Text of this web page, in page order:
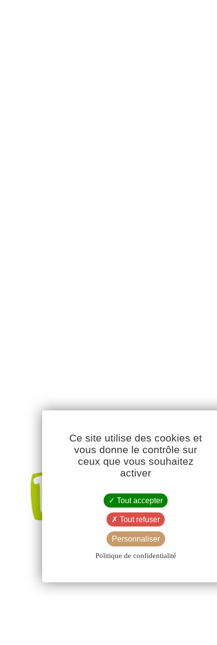
Ce site utilise des cookies et
vous donne le contrôle sur
ceux que vous souhaitez
activer
Tout accepter
Tout refuser
Personnaliser
Politique de confidentialité